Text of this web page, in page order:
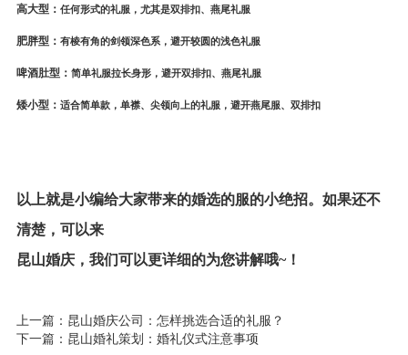
高大型： 任何形式的礼服，尤其是双排扣、燕尾礼服
肥胖型： 有棱有角的剑领深色系，避开较圆的浅色礼服
啤酒肚型： 简单礼服拉长身形，避开双排扣、燕尾礼服
矮小型： 适合简单款，单襟、尖领向上的礼服，避开燕尾服、双排扣
以上就是小编给大家带来的婚选的服的小绝招。如果还不
清楚，可以来
昆山婚庆，我们可以更详细的为您讲解哦~！
上一篇： 昆山婚庆公司：怎样挑选合适的礼服？
下一篇： 昆山婚礼策划：婚礼仪式注意事项